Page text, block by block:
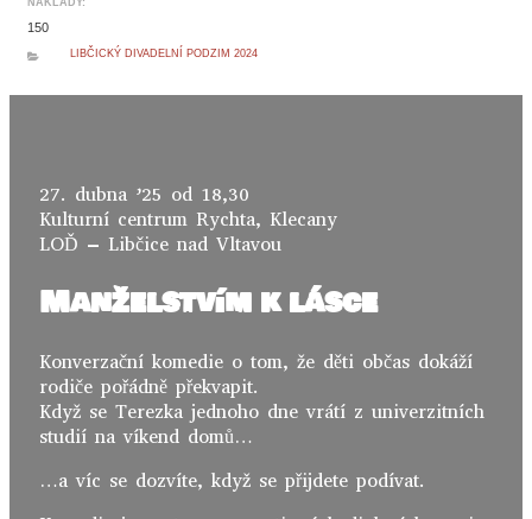
NÁKLADY:
150
LIBČICKÝ DIVADELNÍ PODZIM 2024
27. dubna ’25 od 18,30
Kulturní centrum Rychta, Klecany
LOĎ – Libčice nad Vltavou
Manželstvím k lásce
Konverzační komedie o tom, že děti občas dokáží
rodiče pořádně překvapit.
Když se Terezka jednoho dne vrátí z univerzitních
studií na víkend domů…
…a víc se dozvíte, když se přijdete podívat.